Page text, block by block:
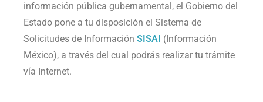
información pública gubernamental, el Gobierno del
Estado pone a tu disposición el Sistema de
Solicitudes de Información SISAI (Información
México), a través del cual podrás realizar tu trámite
vía Internet.